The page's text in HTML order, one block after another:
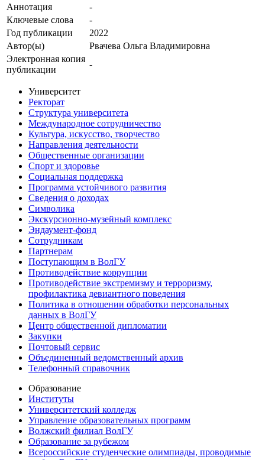
Аннотация
-
Ключевые cлова
-
Год публикации
2022
Автор(ы)
Рвачева Ольга Владимировна
Электронная копия
публикации
-
Университет
Ректорат
Структура университета
Международное сотрудничество
Культура, искусство, творчество
Направления деятельности
Общественные организации
Спорт и здоровье
Социальная поддержка
Программа устойчивого развития
Сведения о доходах
Символика
Экскурсионно-музейный комплекс
Эндаумент-фонд
Сотрудникам
Партнерам
Поступающим в ВолГУ
Противодействие коррупции
Противодействие экстремизму и терроризму,
профилактика девиантного поведения
Политика в отношении обработки персональных
данных в ВолГУ
Центр общественной дипломатии
Закупки
Почтовый сервис
Объединенный ведомственный архив
Телефонный справочник
Образование
Институты
Университетский колледж
Управление образовательных программ
Волжский филиал ВолГУ
Образование за рубежом
Всероссийские студенческие олимпиады, проводимые